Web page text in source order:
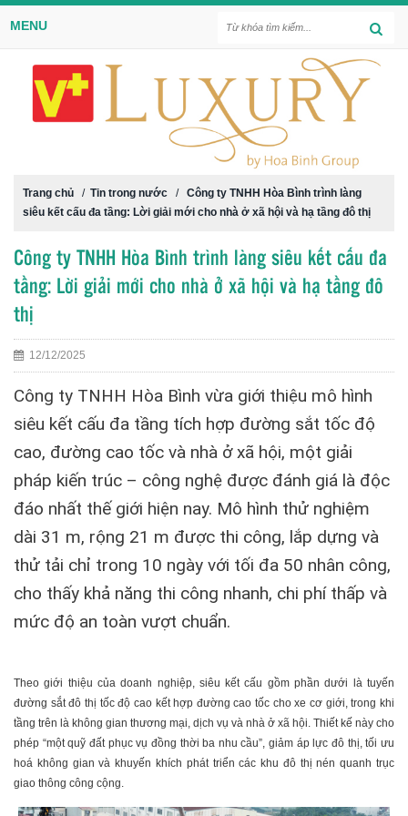
MENU
Trang chủ / Tin trong nước / Công ty TNHH Hòa Bình trình làng
siêu kết cấu đa tầng: Lời giải mới cho nhà ở xã hội và hạ tầng đô thị
Công ty TNHH Hòa Bình trình làng siêu kết cấu đa
tầng: Lời giải mới cho nhà ở xã hội và hạ tầng đô
thị
12/12/2025
Công ty TNHH Hòa Bình vừa giới thiệu mô hình
siêu kết cấu đa tầng tích hợp đường sắt tốc độ
cao, đường cao tốc và nhà ở xã hội, một giải
pháp kiến trúc – công nghệ được đánh giá là độc
đáo nhất thế giới hiện nay. Mô hình thử nghiệm
dài 31 m, rộng 21 m được thi công, lắp dựng và
thử tải chỉ trong 10 ngày với tối đa 50 nhân công,
cho thấy khả năng thi công nhanh, chi phí thấp và
mức độ an toàn vượt chuẩn.
Theo giới thiệu của doanh nghiệp, siêu kết cấu gồm phần dưới là tuyến
đường sắt đô thị tốc độ cao kết hợp đường cao tốc cho xe cơ giới, trong khi
tầng trên là không gian thương mại, dịch vụ và nhà ở xã hội. Thiết kế này cho
phép “một quỹ đất phục vụ đồng thời ba nhu cầu”, giảm áp lực đô thị, tối ưu
hoá không gian và khuyến khích phát triển các khu đô thị nén quanh trục
giao thông công cộng.